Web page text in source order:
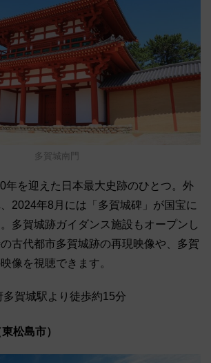
多賀城南門
年を迎えた日本最大史跡のひとつ。外
2024年8月には「多賀城碑」が国宝に
多賀城跡ガイダンス施設もオープンし
古代都市多賀城跡の再現映像や、多賀
像を視聴できます。
賀城駅より徒歩約15分
松島市）